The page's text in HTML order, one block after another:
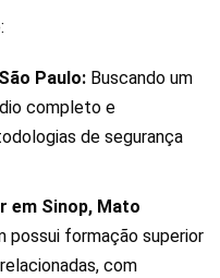
Paulo: Buscando um
completo e
de segurança
em Sinop, Mato
possui formação superior
com